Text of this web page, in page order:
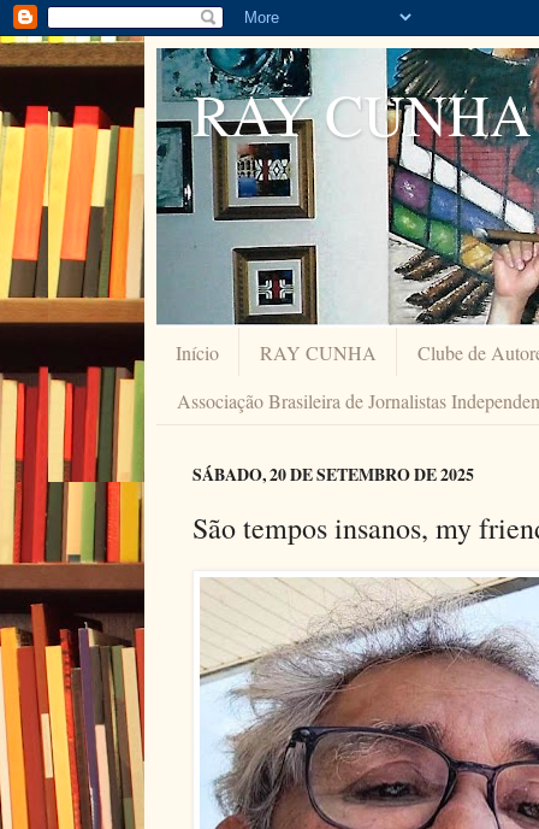
RAY CUNHA
Início RAY CUNHA
Clube de
Associação Brasileira de Jornalistas
SÁBADO, 20 DE SETEMBRO DE 2025
São tempos insanos, my